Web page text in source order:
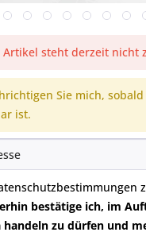
Artikel steht derzeit nicht
Sie mich,
ist.
bestätige ich, im
zu dürfen und